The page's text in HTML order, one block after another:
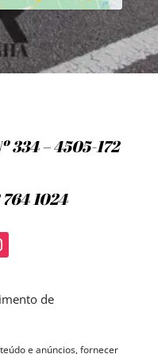
de
e anúncios, fornecer
334 – 4505-172
1024